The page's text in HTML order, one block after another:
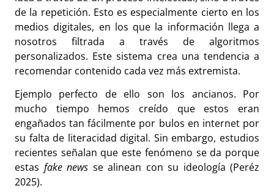
de la repetición. Esto es especialmente cierto en los
medios digitales, en los que la información llega a
nosotros filtrada a través de algoritmos
personalizados. Este sistema crea una tendencia a
recomendar contenido cada vez más extremista.
Ejemplo perfecto de ello son los ancianos. Por
mucho tiempo hemos creído que estos eran
engañados tan fácilmente por bulos en internet por
su falta de literacidad digital. Sin embargo, estudios
recientes señalan que este fenómeno se da porque
estas fake news se alinean con su ideología (Peréz
2025).